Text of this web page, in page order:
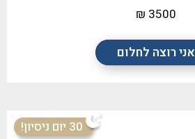
אני רוצה לחלום
3500 ₪
30 יום ניסיון!